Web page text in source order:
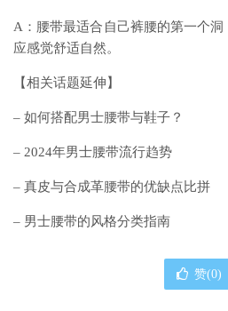
A：腰带最适合自己裤腰的第一个
应感觉舒适自然。
【相关话题延伸】
– 如何搭配男士腰带与鞋子？
– 2024年男士腰带流行趋势
– 真皮与合成革腰带的优缺点比拼
– 男士腰带的风格分类指南
赞(0)